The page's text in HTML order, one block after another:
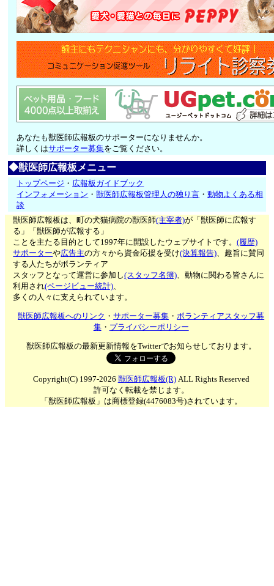
あなたも獣医師広報板のサポーターになりませんか。
詳しくはサポーター募集をご覧ください。
◆獣医師広報板メニュー
トップページ ・ 広報板ガイドブック
インフォメーション ・獣医師広報板管理人の独り言 ・動物よくある相
談
獣医師広報板は、町の犬猫病院の獣医師(主宰者)が「獣医師に広報す
る」「獣医師が広報する」
ことを主たる目的として1997年に開設したウェブサイトです。(履歴)
サポーターや広告主の方々から資金応援を受け(決算報告)、趣旨に賛同
する人たちがボランティア
スタッフとなって運営に参加し(スタッフ名簿)、動物に関わる皆さんに
利用され(ページビュー統計)、
多くの人々に支えられています。
獣医師広報板へのリンク ・サポーター募集 ・ボランティアスタッフ募
集・ プライバシーポリシー
獣医師広報板の最新更新情報をTwitterでお知らせしております。
Copyright(C) 1997-2026 獣医師広報板(R)ALL Rights Reserved
許可なく転載を禁じます。
「獣医師広報板」は商標登録(4476083号)されています。